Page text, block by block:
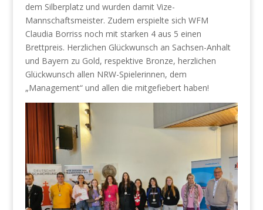
dem Silberplatz und wurden damit Vize-
Mannschaftsmeister. Zudem erspielte sich WFM
Claudia Borriss noch mit starken 4 aus 5 einen
Brettpreis. Herzlichen Glückwunsch an Sachsen-Anhalt
und Bayern zu Gold, respektive Bronze, herzlichen
Glückwunsch allen NRW-Spielerinnen, dem
„Management“ und allen die mitgefiebert haben!